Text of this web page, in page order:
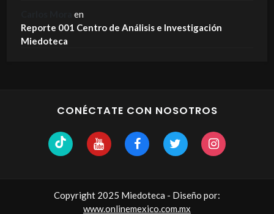
en
Reporte 001 Centro de Análisis e Investigación
Miedoteca
CONÉCTATE CON NOSOTROS
Copyright 2025 Miedoteca - Diseño por:
www.onlinemexico.com.mx